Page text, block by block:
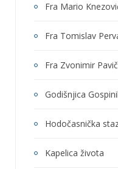
Fra Mario
Fra Tomislav
Fra Zvonimir
Godišnjica
Hodočasnička
Kapelica života